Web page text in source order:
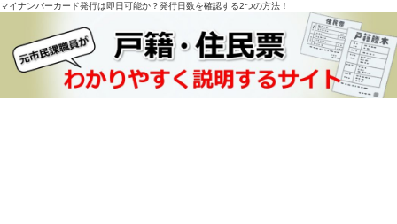
マイナンバーカード発行は即日可能か？発行日数を確認する2つの方法！